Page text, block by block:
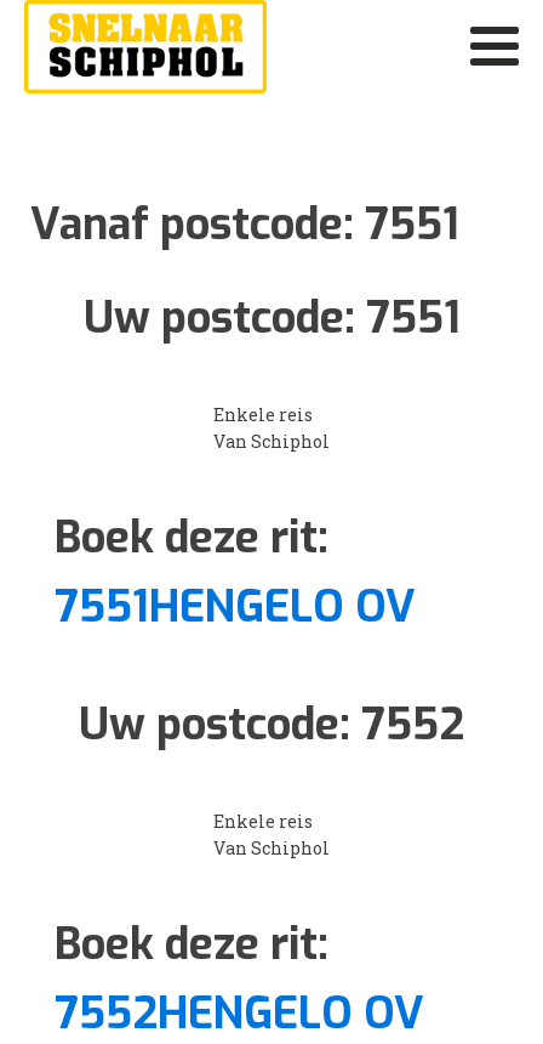
Vanaf postcode: 7551
Uw postcode: 7551
Enkele reis
Van Schiphol
Boek deze rit:
7551HENGELO OV
Uw postcode: 7552
Enkele reis
Van Schiphol
Boek deze rit:
7552HENGELO OV